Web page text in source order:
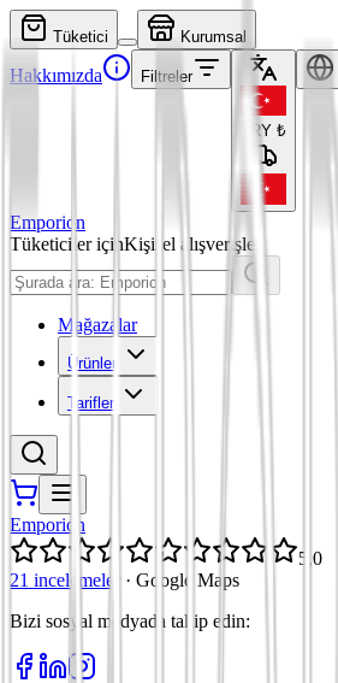
Tüketici Kurumsal
Hakkımızda Filtreler
TRY ₺
Emporion
Tüketiciler içinKişisel alışverişler
Mağazalar
Ürünler
Tarifler
Emporion
5,0
21 incelemeler
· Google Maps
Bizi sosyal medyada takip edin: